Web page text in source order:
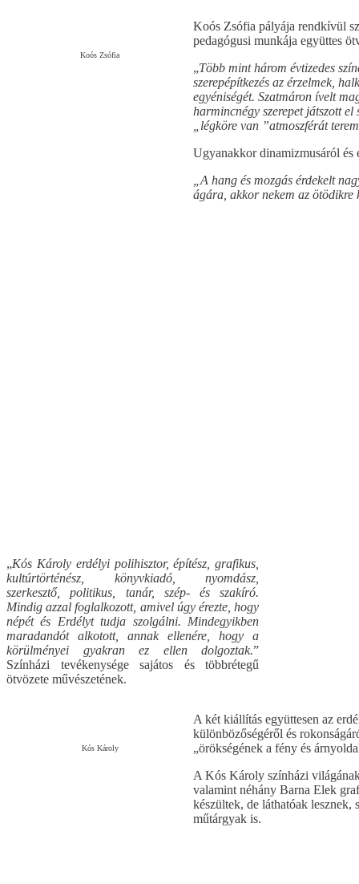
Koós Zsófia
Koós Zsófia pályája rendkívül
pedagógusi munkája együttes
„Több mint három évtizedes
szerepépítkezés az érzelmek,
egyéniségét. Szatmáron ívelt
harmincnégy szerepet játszott
„légköre van ”atmoszférát
Ugyanakkor dinamizmusáról
„A hang és mozgás érdekelt
ágára, akkor nekem az ötödikre
„Kós Károly erdélyi polihisztor, építész, grafikus,
kultúrtörténész, könyvkiadó, nyomdász,
szerkesztő, politikus, tanár, szép- és szakíró.
Mindig azzal foglalkozott, amivel úgy érezte, hogy
népét és Erdélyt tudja szolgálni. Mindegyikben
maradandót alkotott, annak ellenére, hogy a
körülményei gyakran ez ellen dolgoztak.”
Színházi tevékenysége sajátos és többrétegű
ötvözete művészetének.
Kós Károly
A két kiállítás együttesen az
különbözőségéről és
„örökségének a fény és
A Kós Károly színházi
valamint néhány Barna Elek
készültek, de láthatóak lesznek,
műtárgyak is.